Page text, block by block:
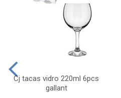
Cj tacas vidro 220ml 6pcs
gallant